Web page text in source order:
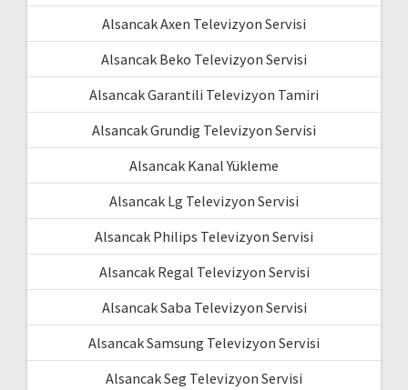
Alsancak Axen Televizyon Servisi
Alsancak Beko Televizyon Servisi
Alsancak Garantili Televizyon Tamiri
Alsancak Grundig Televizyon Servisi
Alsancak Kanal Yükleme
Alsancak Lg Televizyon Servisi
Alsancak Philips Televizyon Servisi
Alsancak Regal Televizyon Servisi
Alsancak Saba Televizyon Servisi
Alsancak Samsung Televizyon Servisi
Alsancak Seg Televizyon Servisi